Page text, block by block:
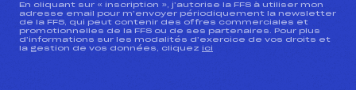
En cliquant sur « inscription », j’autorise la FFS à utiliser mon
adresse email pour m’envoyer périodiquement la newsletter
de la FFS, qui peut contenir des offres commerciales et
promotionnelles de la FFS ou de ses partenaires. Pour plus
d’informations sur les modalités d’exercice de vos droits et
la gestion de vos données, cliquez ici